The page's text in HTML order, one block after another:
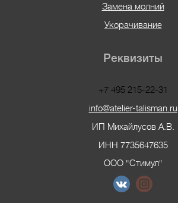
Замена молний
Укорачивание
Реквизиты
+7 495 215-22-31
info@atelier-talisman.ru
ИП Михайлусов А.В.
ИНН 7735647635
ООО "Стимул"